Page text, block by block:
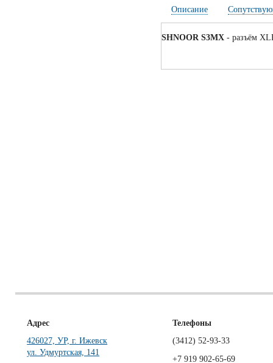
Описание
SHNOOR S3MX - разъём
Адрес
426027, УР, г. Ижевск
ул. Удмуртская, 141
Телефоны
(3412) 52-93-33
+7 919 902-65-69